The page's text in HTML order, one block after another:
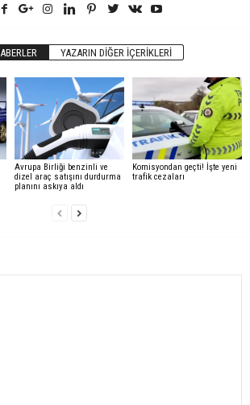
YAZARIN DIĞER İÇERIKLERI
Avrupa Birliği benzinli ve
dizel araç satışını durdurma
planını askıya aldı
Komisyondan geçti! İşte yeni
trafik cezaları